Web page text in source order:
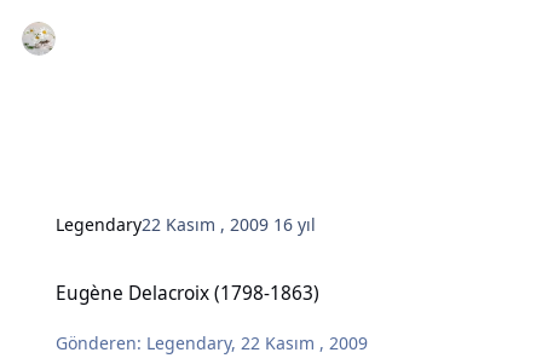
Legendary22 Kasım , 2009 16 yıl
Eugène Delacroix (1798-1863)
Gönderen: Legendary, 22 Kasım , 2009